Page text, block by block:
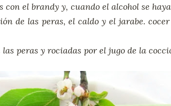
con el brandy y, cuando el alcohol se
de las peras, el caldo y el jarabe.
peras y rociadas por el jugo de la